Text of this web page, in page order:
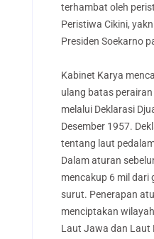
terhambat oleh
Peristiwa Cikini,
Presiden Soekarno
Kabinet Karya
ulang batas
melalui Deklarasi
Desember 1957.
tentang laut
Dalam aturan
mencakup 6 mil dari
surut. Penerapan
menciptakan
Laut Jawa dan Laut